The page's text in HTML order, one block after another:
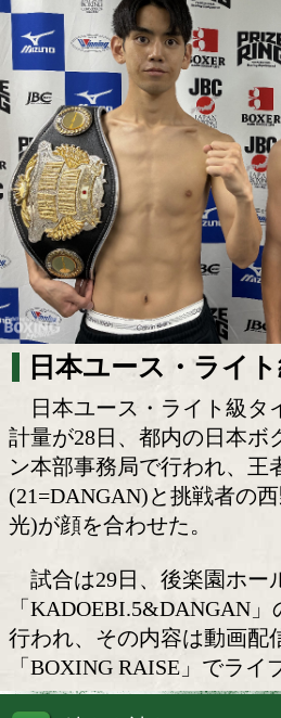
日本ユース王者・橋
稜
日本ユース・ラ
日本ユース・ライト
計量が28日、都内の
ン本部事務局で行われ
(21=DANGAN)と挑戦